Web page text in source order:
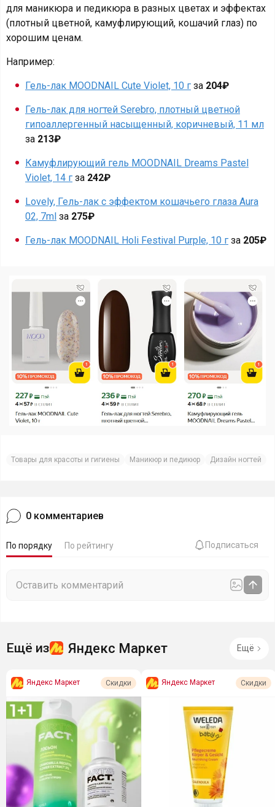
для маникюра и педикюра в разных цветах и эффектах
(плотный цветной, камуфлирующий, кошачий глаз) по
хорошим ценам.
Например:
Гель-лак MOODNAIL Сute Violet, 10 г за 204₽
Гель-лак для ногтей Serebro, плотный цветной
гипоаллергенный насыщенный, коричневый, 11 мл
за 213₽
Камуфлирующий гель MOODNAIL Dreams Pastel
Violet, 14 г за 242₽
Lovely, Гель-лак с эффектом кошачьего глаза Aura
02, 7ml за 275₽
Гель-лак MOODNAIL Holi Festival Purple, 10 г за 205₽
Товары для красоты и гигиены Маникюр и педикюр Дизайн ногтей
0 комментариев
По порядку По рейтингу Подписаться
Ещё из Яндекс Маркет Ещё
Яндекс Маркет Скидки Яндекс Маркет Скидки